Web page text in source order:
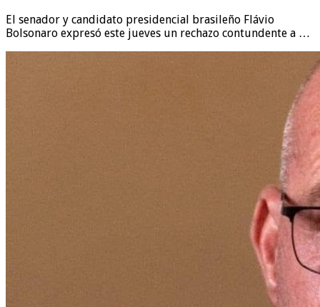
El senador y candidato presidencial brasileño Flávio
Bolsonaro expresó este jueves un rechazo contundente a …